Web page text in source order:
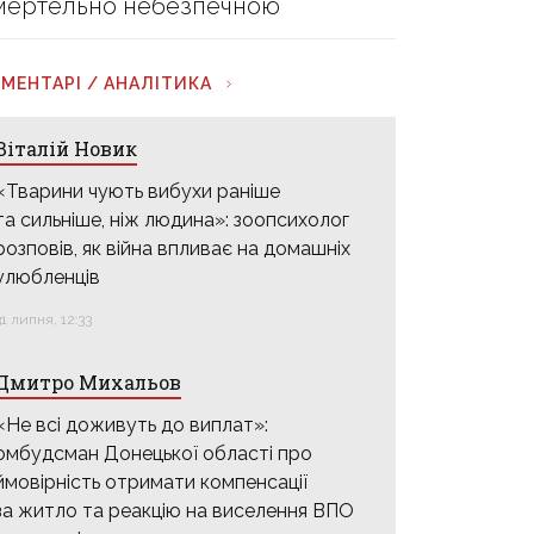
небезпечною
/ АНАЛІТИКА
Новик
чують вибухи раніше
сильніше, ніж людина»: зоопсихолог
як війна впливає на домашніх
липня, 12:33
Михальов
всі доживуть до виплат»:
Донецької області про
отримати компенсації
житло та реакцію на виселення ВПО